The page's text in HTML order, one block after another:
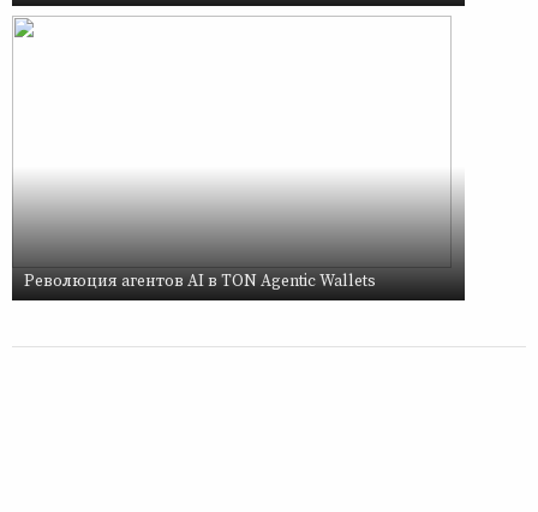
Революция агентов AI в TON Agentic Wallets